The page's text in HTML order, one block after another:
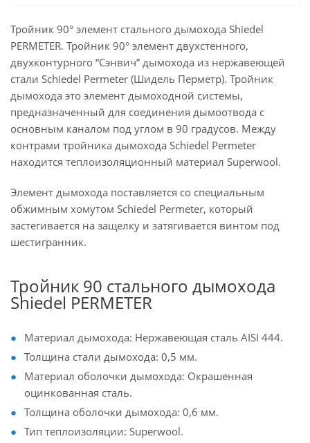
Тройник 90° элемент стального дымохода Shiedel
PERMETER. Тройник 90° элемент двухстенного,
двухконтурного “Сэнвич” дымохода из нержавеющей
стали Schiedel Permeter (Шидель Перметр). Тройник
дымохода это элемент дымоходной системы,
предназначенный для соединения дымоотвода с
основным каналом под углом в 90 градусов. Между
контрами тройника дымохода Schiedel Permeter
находится теплоизоляционный материал Superwool.
Элемент дымохода поставляется со специальным
обжимным хомутом Schiedel Permeter, который
застегивается на защелку и затягивается винтом под
шестигранник.
Тройник 90 стального дымохода
Shiedel PERMETER
Материал дымохода: Нержавеющая сталь AISI 444.
Толщина стали дымохода: 0,5 мм.
Материал оболочки дымохода: Окрашенная
оцинкованная сталь.
Толщина оболочки дымохода: 0,6 мм.
Тип теплоизоляции: Superwool.